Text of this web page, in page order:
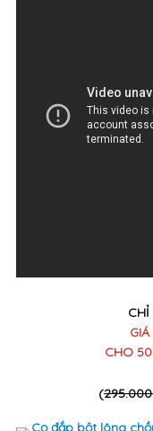
CHỈ
CHO
(